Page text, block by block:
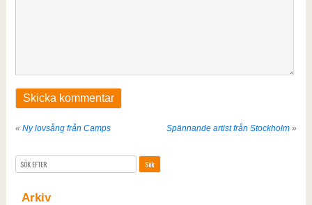
« Ny lovsång från Camps Spännande artist från Stockholm »
Arkiv